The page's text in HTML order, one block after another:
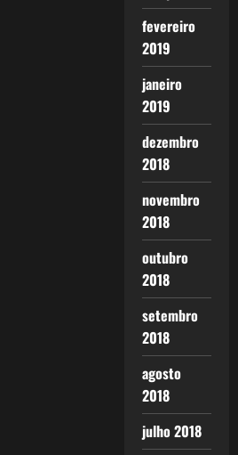
fevereiro
2019
janeiro
2019
dezembro
2018
novembro
2018
outubro
2018
setembro
2018
agosto
2018
julho 2018